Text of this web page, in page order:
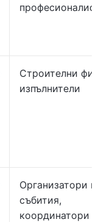
Строителни
изпълнители
Организатори на
събития,
координатори